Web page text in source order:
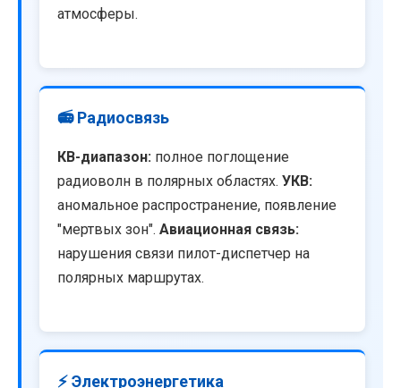
атмосферы.
📻 Радиосвязь
КВ-диапазон: полное поглощение
радиоволн в полярных областях. УКВ:
аномальное распространение, появление
"мертвых зон". Авиационная связь:
нарушения связи пилот-диспетчер на
полярных маршрутах.
⚡ Электроэнергетика